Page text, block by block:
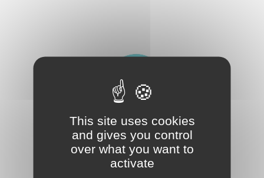
This site uses cookies
and gives you control
over what you want to
activate